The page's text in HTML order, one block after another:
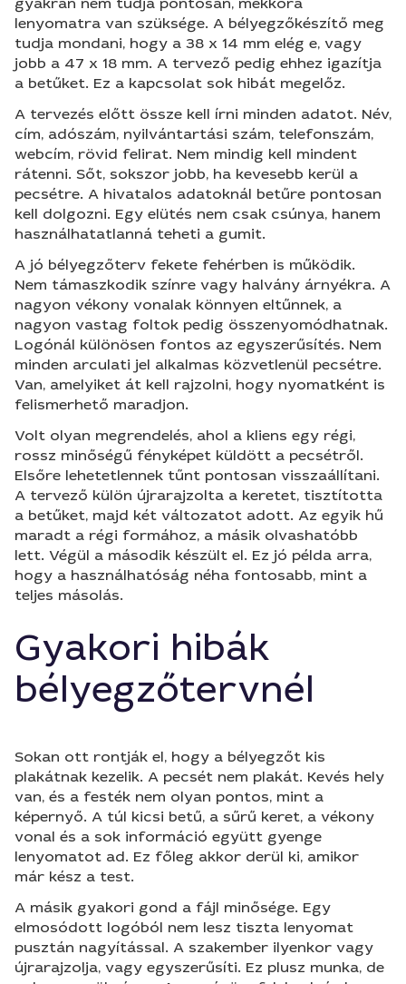
lenyomatra van szüksége. A bélyegzőkészítő meg
tudja mondani, hogy a 38 x 14 mm elég e, vagy
jobb a 47 x 18 mm. A tervező pedig ehhez igazítja
a betűket. Ez a kapcsolat sok hibát megelőz.
A tervezés előtt össze kell írni minden adatot. Név,
cím, adószám, nyilvántartási szám, telefonszám,
webcím, rövid felirat. Nem mindig kell mindent
rátenni. Sőt, sokszor jobb, ha kevesebb kerül a
pecsétre. A hivatalos adatoknál betűre pontosan
kell dolgozni. Egy elütés nem csak csúnya, hanem
használhatatlanná teheti a gumit.
A jó bélyegzőterv fekete fehérben is működik.
Nem támaszkodik színre vagy halvány árnyékra. A
nagyon vékony vonalak könnyen eltűnnek, a
nagyon vastag foltok pedig összenyomódhatnak.
Logónál különösen fontos az egyszerűsítés. Nem
minden arculati jel alkalmas közvetlenül pecsétre.
Van, amelyiket át kell rajzolni, hogy nyomatként is
felismerhető maradjon.
Volt olyan megrendelés, ahol a kliens egy régi,
rossz minőségű fényképet küldött a pecsétről.
Elsőre lehetetlennek tűnt pontosan visszaállítani.
A tervező külön újrarajzolta a keretet, tisztította
a betűket, majd két változatot adott. Az egyik hű
maradt a régi formához, a másik olvashatóbb
lett. Végül a második készült el. Ez jó példa arra,
hogy a használhatóság néha fontosabb, mint a
teljes másolás.
Gyakori hibák
bélyegzőtervnél
Sokan ott rontják el, hogy a bélyegzőt kis
plakátnak kezelik. A pecsét nem plakát. Kevés hely
van, és a festék nem olyan pontos, mint a
képernyő. A túl kicsi betű, a sűrű keret, a vékony
vonal és a sok információ együtt gyenge
lenyomatot ad. Ez főleg akkor derül ki, amikor
már kész a test.
A másik gyakori gond a fájl minősége. Egy
elmosódott logóból nem lesz tiszta lenyomat
pusztán nagyítással. A szakember ilyenkor vagy
újrarajzolja, vagy egyszerűsíti. Ez plusz munka, de